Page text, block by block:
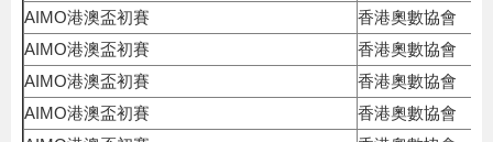
AIMO港澳盃初賽
香港奧數協會
AIMO港澳盃初賽
香港奧數協會
AIMO港澳盃初賽
香港奧數協會
AIMO港澳盃初賽
香港奧數協會